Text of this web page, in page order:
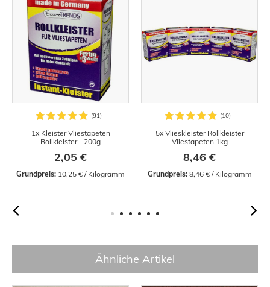
1x Kleister Vliestapeten
Rollkleister - 200g
2,05 €
Grundpreis: 10,25 € / Kilogramm
5x Vlieskleister Rollkleister
Vliestapeten 1kg
8,46 €
Grundpreis: 8,46 € / Kilogramm
Ähnliche Artikel